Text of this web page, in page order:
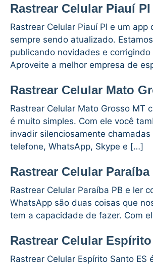
Rastrear Celular Piauí PI
Rastrear Celular Piauí PI e um app
sempre sendo atualizado.
publicando novidades e corrigindo
Aproveite a melhor empresa de
Rastrear Celular Mato
Rastrear Celular Mato Grosso MT
é muito simples. Com ele você
invadir silenciosamente
telefone, WhatsApp, Skype e […]
Rastrear Celular Paraíba
Rastrear Celular Paraíba PB e ler
WhatsApp são duas coisas que
tem a capacidade de fazer. Com
Rastrear Celular
Rastrear Celular Espírito Santo ES